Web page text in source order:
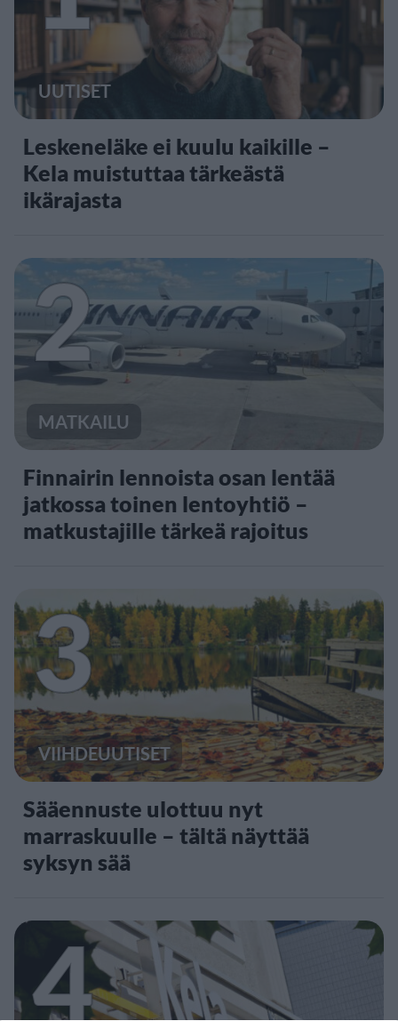
UUTISET
Leskeneläke ei kuulu kaikille –
Kela muistuttaa tärkeästä
ikärajasta
2
MATKAILU
Finnairin lennoista osan lentää
jatkossa toinen lentoyhtiö –
matkustajille tärkeä rajoitus
3
VIIHDEUUTISET
Sääennuste ulottuu nyt
marraskuulle – tältä näyttää
syksyn sää
4